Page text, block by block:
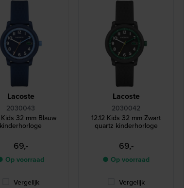
Lacoste
2030043
Kids 32 mm Blauw
kinderhorloge
69,-
Op voorraad
Vergelijk
Lacoste
2030042
12.12 Kids 32 mm Zwart
quartz kinderhorloge
69,-
● Op voorraad
Vergelijk